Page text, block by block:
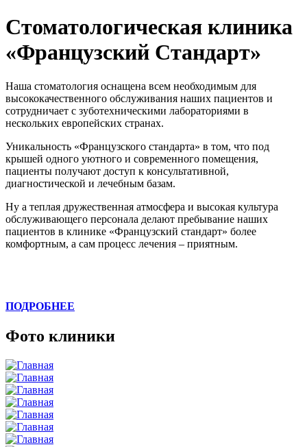
Стоматологическая клиника
«Французский Стандарт»
Наша стоматология оснащена всем необходимым для
высококачественного обслуживания наших пациентов и
сотрудничает с зуботехническими лабораториями в
нескольких европейских странах.
Уникальность «Французского стандарта» в том, что под
крышей одного уютного и современного помещения,
пациенты получают доступ к консультативной,
диагностической и лечебным базам.
Ну а теплая дружественная атмосфера и высокая культура
обслуживающего персонала делают пребывание наших
пациентов в клинике «Французский стандарт» более
комфортным, а сам процесс лечения – приятным.
ПОДРОБНЕЕ
Фото клиники